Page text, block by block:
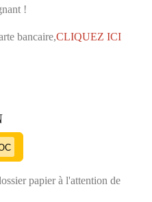
!
bancaire,CLIQUEZ ICI
papier à l'attention de